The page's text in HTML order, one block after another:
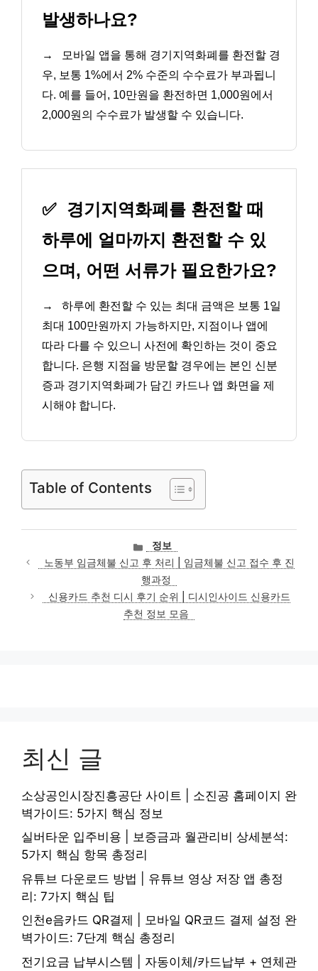
발생하나요?
→
모바일 앱을 통해 경기지역화폐를 환전할 경
우, 보통 1%에서 2% 수준의 수수료가 부과됩니
다. 예를 들어, 10만원을 환전하면 1,000원에서
2,000원의 수수료가 발생할 수 있습니다.
✅ 경기지역화폐를 환전할 때
하루에 얼마까지 환전할 수 있
으며, 어떤 서류가 필요한가요?
→
하루에 환전할 수 있는 최대 금액은 보통 1일
최대 100만원까지 가능하지만, 지점이나 앱에
따라 다를 수 있으니 사전에 확인하는 것이 중요
합니다. 은행 지점을 방문할 경우에는 본인 신분
증과 경기지역화폐가 담긴 카드나 앱 화면을 제
시해야 합니다.
Table of Contents
카
테
고
리
정보
노동부 임금체불 신고 후 처리 | 임금체불 신고 접수 후 진
행과정
신용카드 추천 디시 후기 순위 | 디시인사이드 신용카드
추천 정보 모음
최신 글
소상공인시장진흥공단 사이트 | 소진공 홈페이지 완
벽가이드: 5가지 핵심 정보
실버타운 입주비용 | 보증금과 월관리비 상세분석:
5가지 핵심 항목 총정리
유튜브 다운로드 방법 | 유튜브 영상 저장 앱 총정
리: 7가지 핵심 팁
인천e음카드 QR결제 | 모바일 QR코드 결제 설정 완
벽가이드: 7단계 핵심 총정리
전기요금 납부시스템 | 자동이체/카드납부 + 연체관